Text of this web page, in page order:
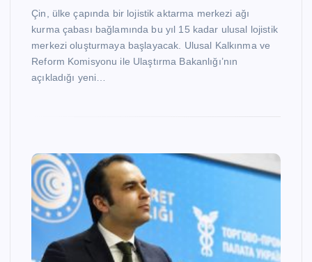
Çin, ülke çapında bir lojistik aktarma merkezi ağı
kurma çabası bağlamında bu yıl 15 kadar ulusal lojistik
merkezi oluşturmaya başlayacak. Ulusal Kalkınma ve
Reform Komisyonu ile Ulaştırma Bakanlığı’nın
açıkladığı yeni…